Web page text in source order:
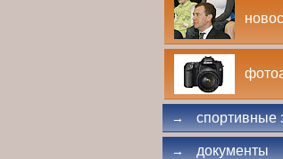
→ спортивные
→ документы